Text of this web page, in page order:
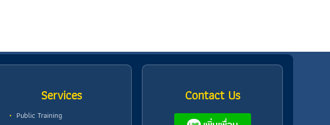
Services
Public Training
Contact Us